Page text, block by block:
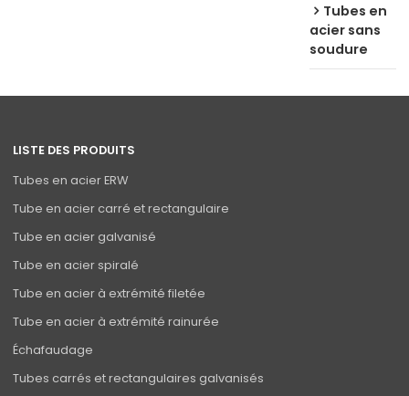
Tubes en
acier sans
soudure
LISTE DES PRODUITS
Tubes en acier ERW
Tube en acier carré et rectangulaire
Tube en acier galvanisé
Tube en acier spiralé
Tube en acier à extrémité filetée
Tube en acier à extrémité rainurée
Échafaudage
Tubes carrés et rectangulaires galvanisés